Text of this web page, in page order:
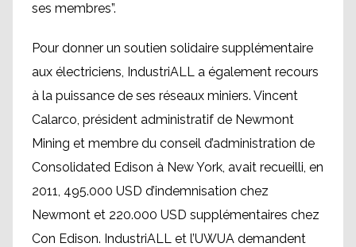
ses membres”.
Pour donner un soutien solidaire supplémentaire
aux électriciens, IndustriALL a également recours
à la puissance de ses réseaux miniers. Vincent
Calarco, président administratif de Newmont
Mining et membre du conseil d’administration de
Consolidated Edison à New York, avait recueilli, en
2011, 495.000 USD d’indemnisation chez
Newmont et 220.000 USD supplémentaires chez
Con Edison. IndustriALL et l’UWUA demandent